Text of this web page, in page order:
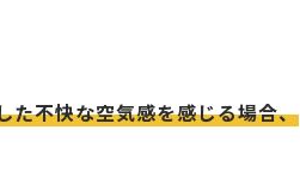
た不快な空気感を感じる場合、